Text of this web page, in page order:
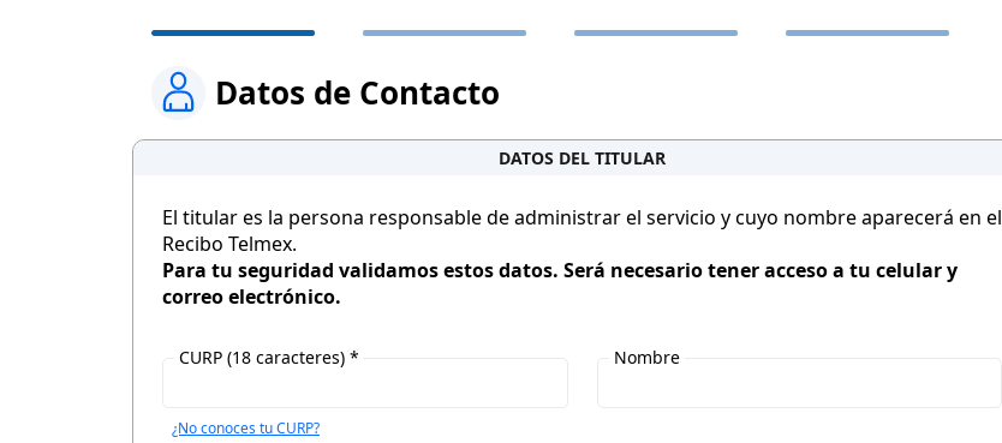
Datos de Contacto
DATOS DEL TITULAR
El titular es la persona responsable de administrar el servicio y cuyo nombre aparecerá en el
Recibo Telmex.
Para tu seguridad validamos estos datos. Será necesario tener acceso a tu celular y
correo electrónico.
CURP (18 caracteres) *
¿No conoces tu CURP?
Nombre